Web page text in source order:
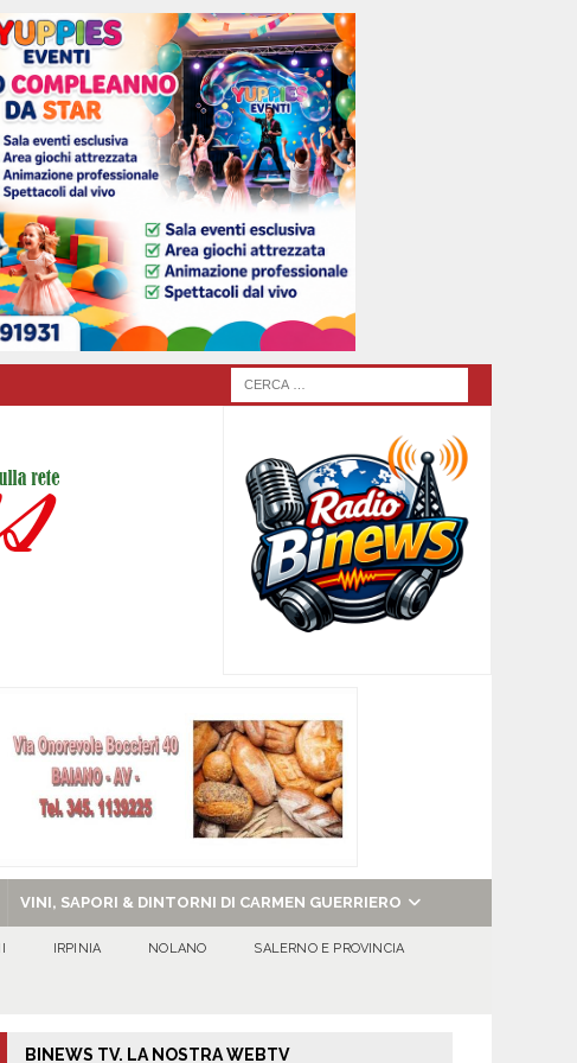
VINI, SAPORI & DINTORNI DI CARMEN GUERRIERO
IRPINIA NOLANO SALERNO E PROVINCIA
BINEWS TV. LA NOSTRA WEBTV